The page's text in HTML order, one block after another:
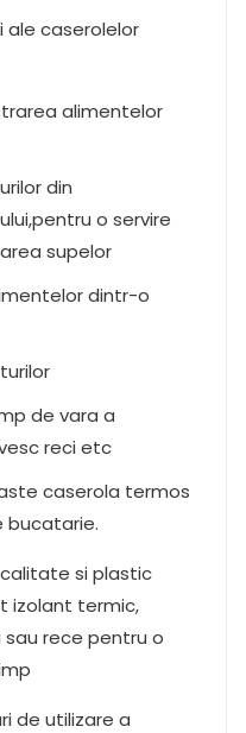
ale caserolelor
alimentelor
din
o servire
supelor
dintr-o
de vara a
reci etc
caserola termos
bucatarie.
si plastic
izolant termic,
rece pentru o
de utilizare a